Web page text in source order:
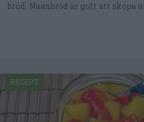
bröd. Naanbröd är gott att skopa
RECEPT